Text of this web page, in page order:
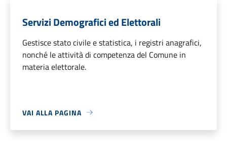
Servizi Demografici ed Elettorali
Gestisce stato civile e statistica, i registri anagrafici,
nonché le attività di competenza del Comune in
materia elettorale.
VAI ALLA PAGINA